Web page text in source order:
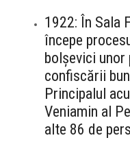
1922: În Sala
începe
bolșevici unor
confiscării
Principalul
Veniamin al
alte 86 de